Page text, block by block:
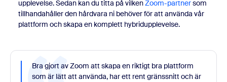
upplevelse. Sedan kan du titta på vilkenZoom-partnersom
tillhandahåller den hårdvara ni behöver för att använda vår
plattform och skapa en komplett hybridupplevelse.
Bra gjort av Zoom att skapa en riktigt bra plattform
som är lätt att använda, har ett rent gränssnitt och är